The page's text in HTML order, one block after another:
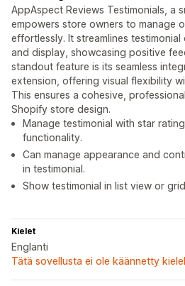
AppAspect Reviews Testimonials, a
empowers store owners to manage
effortlessly. It streamlines testimonial
and display, showcasing positive
standout feature is its seamless
extension, offering visual flexibility
This ensures a cohesive,
Shopify store design.
Manage testimonial with star
functionality.
Can manage appearance and
in testimonial.
Show testimonial in list view or
Kielet
Englanti
Tätä sovellusta ei ole käännetty